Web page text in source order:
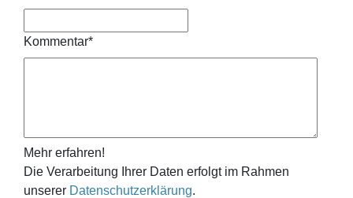
Kommentar*
Mehr erfahren!
Die Verarbeitung Ihrer Daten erfolgt im Rahmen
unserer Datenschutzerklärung.